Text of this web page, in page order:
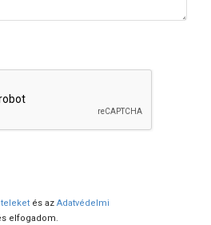
és az Adatvédelmi
elfogadom.